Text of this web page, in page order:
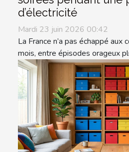
d’électricité
Mardi 23 juin 2026 00:42
La France n’a pas échappé aux
mois, entre épisodes orageux